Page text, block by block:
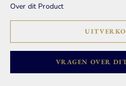
Over dit Product
VRAGEN OVER